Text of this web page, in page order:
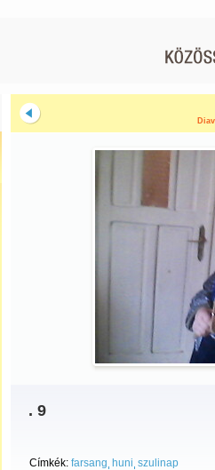
. 9
Címkék: farsang huni szulinap